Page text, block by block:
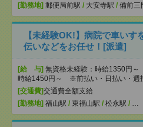
[勤務地] 郵便局前駅 / 大安寺駅 / 備前三
【未経験OK!】病院で車いす
伝いなどをお任せ！[派遣]
[給 与] 無資格未経験：時給1350円～
時給1450円～ ※前払い・日払い・週
[交通費]交通費全額支給
[勤務地] 福山駅 / 東福山駅 / 松永駅 / …